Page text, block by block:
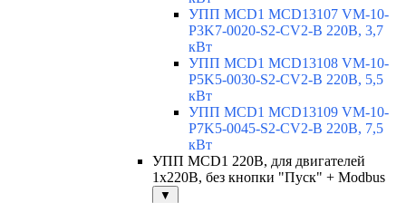
УПП MCD1 MCD13107 VM-10-
P3K7-0020-S2-CV2-B 220В, 3,7
кВт
УПП MCD1 MCD13108 VM-10-
P5K5-0030-S2-CV2-B 220В, 5,5
кВт
УПП MCD1 MCD13109 VM-10-
P7K5-0045-S2-CV2-B 220В, 7,5
кВт
УПП MCD1 220В, для двигателей
1х220В, без кнопки "Пуск" + Modbus
▼